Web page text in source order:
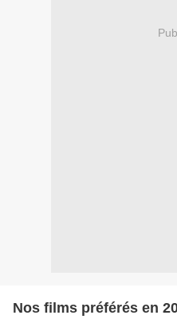
Nos films préférés en